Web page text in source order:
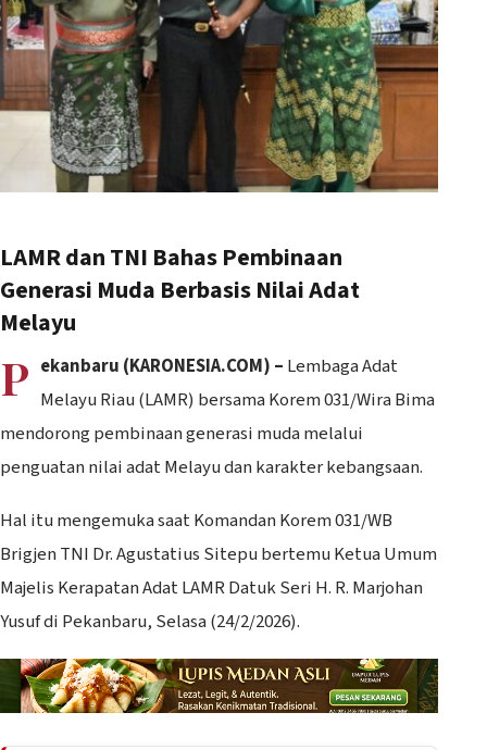
LAMR dan TNI Bahas Pembinaan
Generasi Muda Berbasis Nilai Adat
Melayu
P ekanbaru (KARONESIA.COM) – Lembaga Adat
Melayu Riau (LAMR) bersama Korem 031/Wira Bima
mendorong pembinaan generasi muda melalui
penguatan nilai adat Melayu dan karakter kebangsaan.
Hal itu mengemuka saat Komandan Korem 031/WB
Brigjen TNI Dr. Agustatius Sitepu bertemu Ketua Umum
Majelis Kerapatan Adat LAMR Datuk Seri H. R. Marjohan
Yusuf di Pekanbaru, Selasa (24/2/2026).